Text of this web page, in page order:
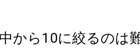
から10に絞るのは